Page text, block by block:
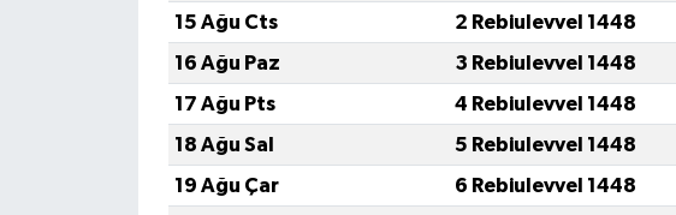
15 Ağu Cts
2 Rebiulevvel 1448
16 Ağu Paz
3 Rebiulevvel 1448
17 Ağu Pts
4 Rebiulevvel 1448
18 Ağu Sal
5 Rebiulevvel 1448
19 Ağu Çar
6 Rebiulevvel 1448